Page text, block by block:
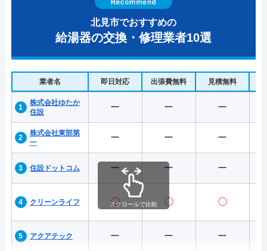
北見市でおすすめの
給湯器の交換・修理業者10選
業者名 即日対応 出張費無料 見積無料
株式会社ゆたか
住設
ー ー ー
株式会社東部第
一
ー ー ー
住設ドットコム ー ー ー
クリーンライフ 〇 〇 〇
アクアテック ー ー ー
スクロールで比較